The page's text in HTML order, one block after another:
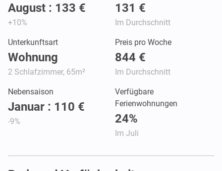
August : 133 €
+10%
131 €
Im Durchschnitt
Unterkunftsart
Wohnung
2 Schlafzimmer, 65m²
Preis pro Woche
844 €
Im Durchschnitt
Nebensaison
Januar : 110 €
-9%
Verfügbare
Ferienwohnungen
24%
Im Juli